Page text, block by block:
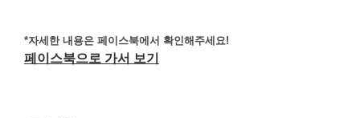
*자세한 내용은 페이스북에서 확인해주세요!
페이스북으로 가서 보기